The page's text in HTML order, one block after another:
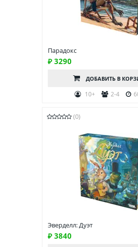
Парадокс
₽ 3290
ДОБАВИТЬ В
10+ 2-4
(0)
Эверделл: Дуэт
₽ 3840